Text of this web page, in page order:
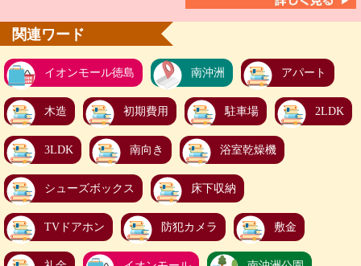
関連ワード
イオンモール徳島 南沖洲 アパート
木造 初期費用 駐車場 2LDK
3LDK 南向き 浴室乾燥機
シューズボックス 床下収納
TVドアホン 防犯カメラ 敷金